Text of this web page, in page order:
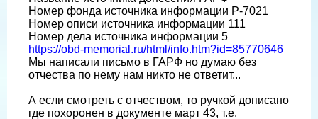
Номер фонда источника информации Р-7021
Номер описи источника информации 111
Номер дела источника информации 5
https://obd-memorial.ru/html/info.htm?id=85770646
Мы написали письмо в ГАРФ но думаю без
отчества по нему нам никто не ответит...
А если смотреть с отчеством, то ручкой дописано
где похоронен в документе март 43, т.е.